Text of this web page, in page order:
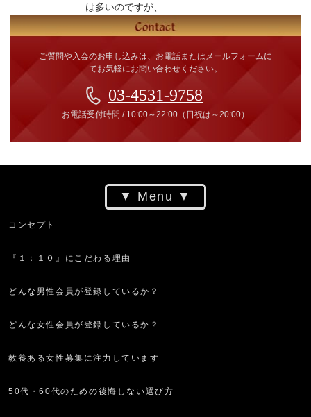
は多いのですが、…
ご質問や入会のお申し込みは、お電話またはメールフォームに
てお気軽にお問い合わせください。
03-4531-9758
お電話受付時間 / 10:00～22:00（日祝は～20:00）
Menu
コンセプト
『１：１０』にこだわる理由
どんな男性会員が登録しているか？
どんな女性会員が登録しているか？
教養ある女性募集に注力しています
50代・60代のための後悔しない選び方